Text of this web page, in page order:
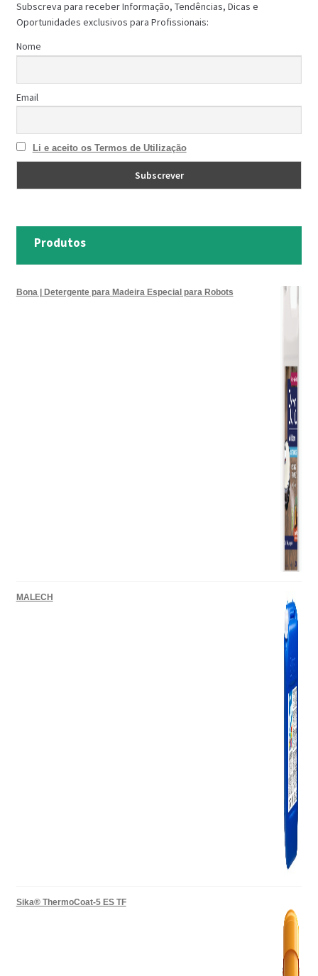
Subscreva para receber Informação, Tendências, Dicas e
Oportunidades exclusivos para Profissionais:
Nome
Email
Li e aceito os Termos de Utilização
Produtos
Bona | Detergente para Madeira Especial para Robots
MALECH
Sika® ThermoCoat-5 ES TF